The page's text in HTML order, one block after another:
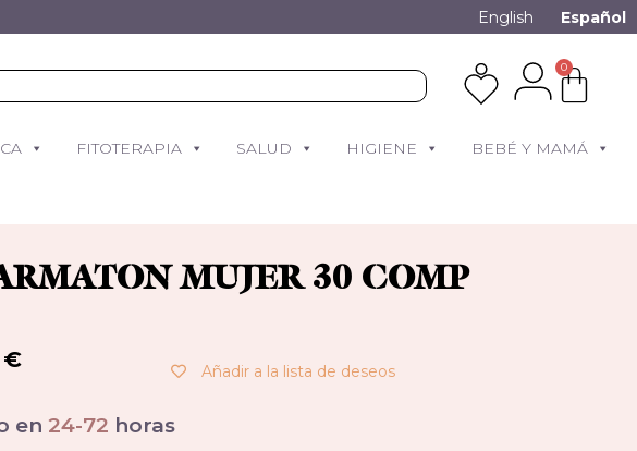
English Español
0
FITOTERAPIA SALUD HIGIENE BEBÉ Y MAMÁ
MUJER 30 COMP
€ Añadir a la lista de deseos
en 24-72 horas